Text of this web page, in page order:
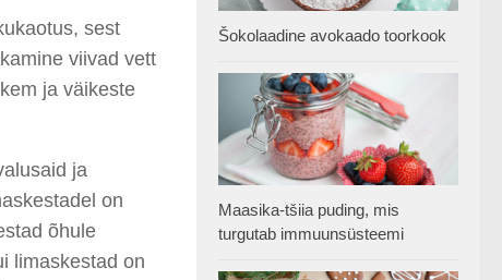
sest
viivad vett
ja väikeste
ja
on
õhule
limaskestad on
Šokolaadine avokaado toorkook
Maasika-tšiia puding, mis
turgutab immuunsüsteemi